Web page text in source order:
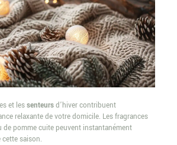
et lessenteursd’hiver contribuent
relaxante de votre domicile. Les fragrances
de pomme cuite peuvent instantanément
cette saison.